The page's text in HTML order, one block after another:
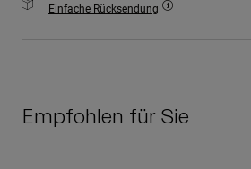
Einfache Rücksendung
Empfohlen für Sie